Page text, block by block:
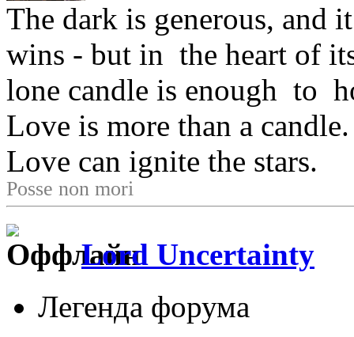
The dark is generous, and
wins - but in the heart of
lone candle is enough to
Love is more than a candle.
Love can ignite the stars.
Posse non mori
Lord Uncertainty
Легенда форума